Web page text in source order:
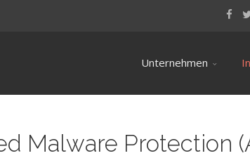
Unternehmen
Malware Protection